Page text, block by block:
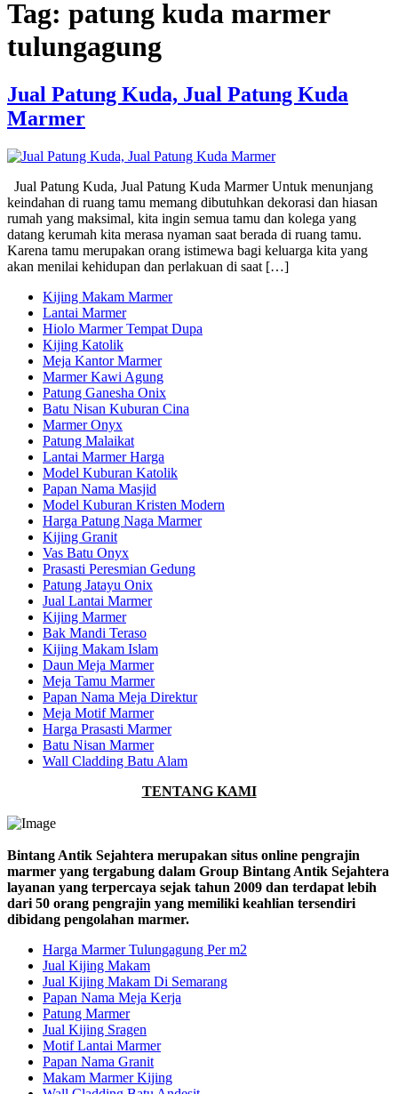
Tag: patung kuda marmer
tulungagung
Jual Patung Kuda, Jual Patung Kuda
Marmer
Jual Patung Kuda, Jual Patung Kuda Marmer Untuk menunjang
keindahan di ruang tamu memang dibutuhkan dekorasi dan hiasan
rumah yang maksimal, kita ingin semua tamu dan kolega yang
datang kerumah kita merasa nyaman saat berada di ruang tamu.
Karena tamu merupakan orang istimewa bagi keluarga kita yang
akan menilai kehidupan dan perlakuan di saat […]
Kijing Makam Marmer
Lantai Marmer
Hiolo Marmer Tempat Dupa
Kijing Katolik
Meja Kantor Marmer
Marmer Kawi Agung
Patung Ganesha Onix
Batu Nisan Kuburan Cina
Marmer Onyx
Patung Malaikat
Lantai Marmer Harga
Model Kuburan Katolik
Papan Nama Masjid
Model Kuburan Kristen Modern
Harga Patung Naga Marmer
Kijing Granit
Vas Batu Onyx
Prasasti Peresmian Gedung
Patung Jatayu Onix
Jual Lantai Marmer
Kijing Marmer
Bak Mandi Teraso
Kijing Makam Islam
Daun Meja Marmer
Meja Tamu Marmer
Papan Nama Meja Direktur
Meja Motif Marmer
Harga Prasasti Marmer
Batu Nisan Marmer
Wall Cladding Batu Alam
TENTANG KAMI
Bintang Antik Sejahtera merupakan situs online pengrajin
marmer yang tergabung dalam Group Bintang Antik Sejahtera
layanan yang terpercaya sejak tahun 2009 dan terdapat lebih
dari 50 orang pengrajin yang memiliki keahlian tersendiri
dibidang pengolahan marmer.
Harga Marmer Tulungagung Per m2
Jual Kijing Makam
Jual Kijing Makam Di Semarang
Papan Nama Meja Kerja
Patung Marmer
Jual Kijing Sragen
Motif Lantai Marmer
Papan Nama Granit
Makam Marmer Kijing